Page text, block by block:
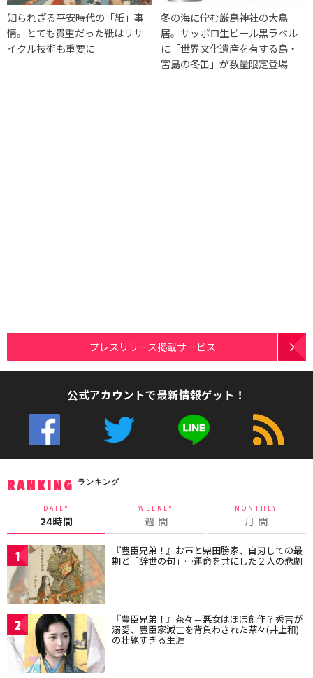
知られざる平安時代の「紙」事
情。とても貴重だった紙はリサ
イクル技術も重要に
冬の海に佇む厳島神社の大鳥
居。サッポロ生ビール黒ラベル
に「世界文化遺産を有する島・
宮島の冬缶」が数量限定登場
プレスリリース掲載サービス
公式アカウントで最新情報ゲット！
RANKING ランキング
DAILY
24時間
WEEKLY
週 間
MONTHLY
月 間
1 『豊臣兄弟！』お市と柴田勝家、自刃しての最
期と「辞世の句」…運命を共にした２人の悲劇
2 『豊臣兄弟！』茶々＝悪女はほぼ創作？秀吉が
溺愛、豊臣家滅亡を背負わされた茶々(井上和)
の壮絶すぎる生涯